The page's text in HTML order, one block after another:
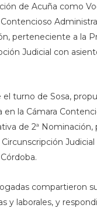
de Acuña como
perteneciente a la
Judicial con
el turno de Sosa,
en la Cámara
de 2ª
compartieron
y laborales, y